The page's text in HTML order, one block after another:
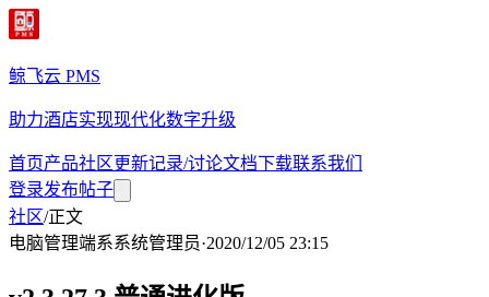
鲸飞云 PMS
助力酒店实现现代化数字升级
首页产品社区更新记录/讨论文档下载联系我们
登录发布帖子
社区/正文
电脑管理端系系统管理员·2020/12/05 23:15